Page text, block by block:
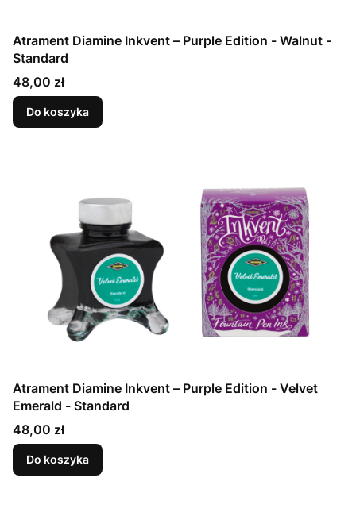
Atrament Diamine Inkvent – Purple Edition - Walnut -
Standard
Cena
48,00 zł
Do koszyka
Atrament Diamine Inkvent – Purple Edition - Velvet
Emerald - Standard
Cena
48,00 zł
Do koszyka